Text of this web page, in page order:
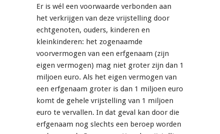
Er is wél een voorwaarde verbonden aan
het verkrijgen van deze vrijstelling door
echtgenoten, ouders, kinderen en
kleinkinderen: het zogenaamde
voorvermogen van een erfgenaam (zijn
eigen vermogen) mag niet groter zijn dan 1
miljoen euro. Als het eigen vermogen van
een erfgenaam groter is dan 1 miljoen euro
komt de gehele vrijstelling van 1 miljoen
euro te vervallen. In dat geval kan door die
erfgenaam nog slechts een beroep worden